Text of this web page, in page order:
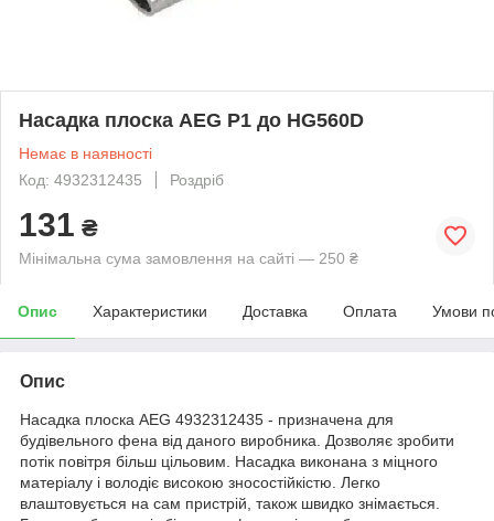
Насадка плоска AEG Р1 до HG560D
Немає в наявності
Код: 4932312435
Роздріб
131 ₴
Мінімальна сума замовлення на сайті — 250 ₴
Опис Характеристики Доставка Оплата Умови
Опис
Насадка плоска AEG 4932312435 - призначена для
будівельного фена від даного виробника. Дозволяє зробити
потік повітря більш цільовим. Насадка виконана з міцного
матеріалу і володіє високою зносостійкістю. Легко
влаштовується на сам пристрій, також швидко знімається.